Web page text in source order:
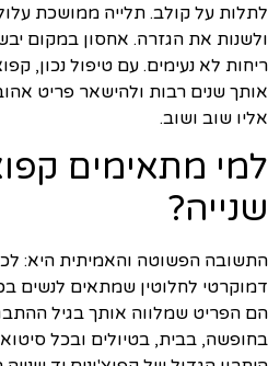
לתלות על קולב. תלייה ממושכת
ולשנות את הגזרה. אחסון במקום
ריחות לא נעימים. עם טיפול נכון,
אותך שנים רבות ולהישאר פריט
אליו שוב ושוב.
למי מתאימים
שנייה?
התשובה הפשוטה והאמיתית היא:
דמוקרטי לחלוטין שמתאים לנשים
הם הפריט שמלווה אותך בגיל
בחופשה, בבית, בטיולים ובכל